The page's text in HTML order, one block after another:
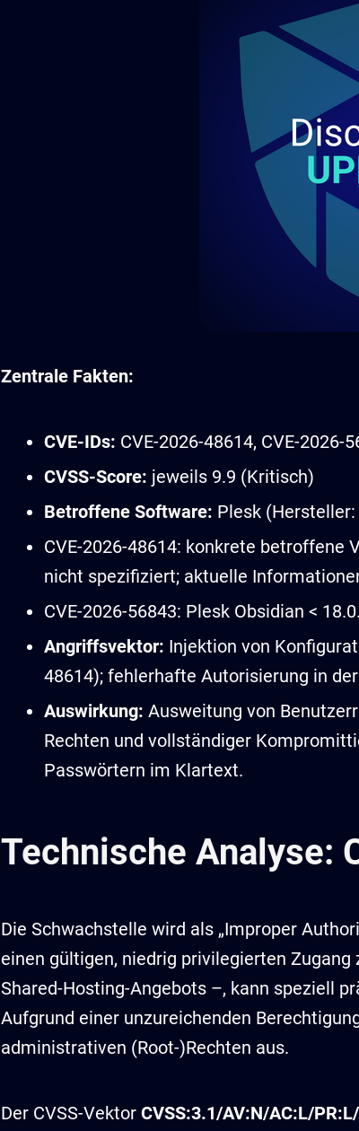
Zentrale Fakten:
CVE-IDs: CVE-2026-48614, CVE-2026-
CVSS-Score: jeweils 9.9 (Kritisch)
Betroffene Software: Plesk
CVE-2026-48614: konkrete betroffene
nicht spezifiziert; aktuelle
CVE-2026-56843: Plesk Obsidian <
Angriffsvektor: Injektion von
48614); fehlerhafte Autorisierung in
Auswirkung: Ausweitung von
Rechten und vollständiger
Passwörtern im Klartext.
Technische Analyse:
Die Schwachstelle wird als „Improper
einen gültigen, niedrig privilegierten
Shared-Hosting-Angebots –, kann speziell
Aufgrund einer unzureichenden
administrativen (Root-)Rechten aus.
Der CVSS-Vektor CVSS:3.1/AV:N/AC:L/